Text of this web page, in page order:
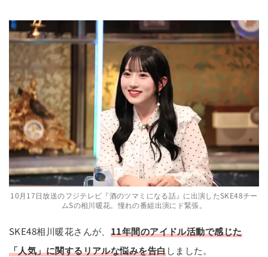
10月17日放送のフジテレビ『酒のツマミになる話』に出演したSKE48チー
ムSの相川暖花。憧れの番組出演にド緊張。
SKE48相川暖花さんが、 11年間のアイドル活動で感じた
「人気」に関するリアルな悩みを告白しました。